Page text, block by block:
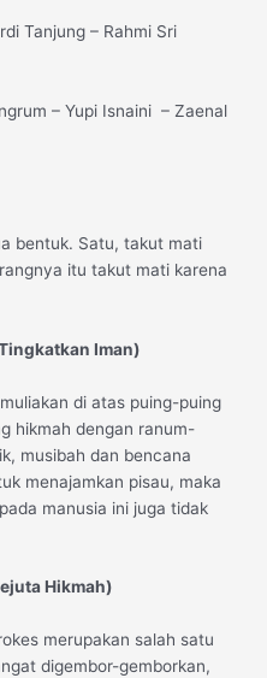
Tanjung – Rahmi Sri
– Yupi Isnaini – Zaenal
bentuk. Satu, takut mati
itu takut mati karena
Iman)
di atas puing-puing
hikmah dengan ranum-
musibah dan bencana
menajamkan pisau, maka
manusia ini juga tidak
Hikmah)
merupakan salah satu
digembor-gemborkan,